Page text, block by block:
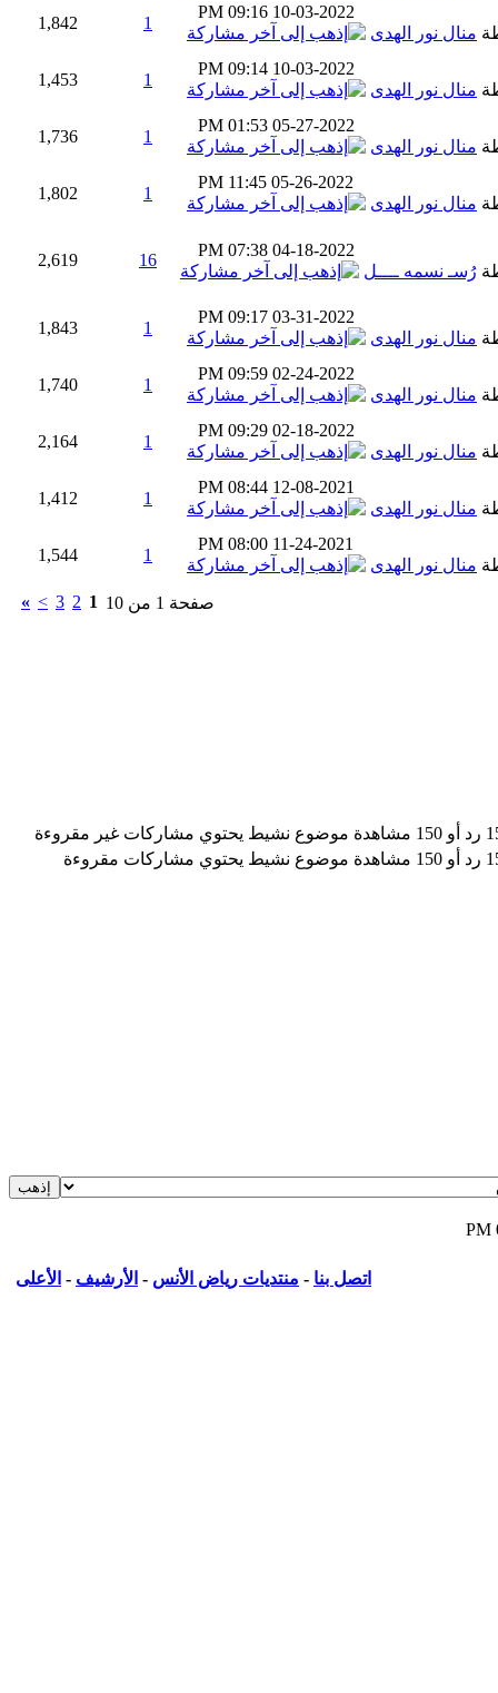
10-03-2022
09:16 PM
منال نور الهدى
1
1,842
10-03-2022
09:14 PM
منال نور الهدى
1
1,453
05-27-2022
01:53 PM
منال نور الهدى
1
1,736
05-26-2022
11:45 PM
منال نور الهدى
1
1,802
04-18-2022
07:38 PM
رُسـ نسمه ــــل
16
2,619
03-31-2022
09:17 PM
منال نور الهدى
1
1,843
02-24-2022
09:59 PM
منال نور الهدى
1
1,740
02-18-2022
09:29 PM
منال نور الهدى
1
2,164
12-08-2021
08:44 PM
منال نور الهدى
1
1,412
11-24-2021
08:00 PM
منال نور الهدى
1
1,544
صفحة 1 من 10 1
2
3
>
»
موضوع نشيط يحتوي مشاركات غير مقروءة
موضوع نشيط يحتوي مشاركات مقروءة
اتصل بنا - منتديات رياض الأنس - الأرشيف - الأعلى